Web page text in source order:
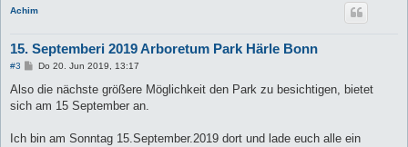
Achim
15. Septemberi 2019 Arboretum Park Härle Bonn
#3
B
r
Do 20. Jun 2019, 13:17
Also die nächste größere Möglichkeit den Park zu besichtigen, bietet
sich am 15 September an.
Ich bin am Sonntag 15.September.2019 dort und lade euch alle ein